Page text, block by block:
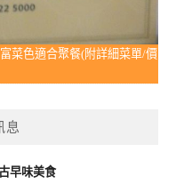
菜色適合聚餐(附詳細菜單/價
息
早味美食